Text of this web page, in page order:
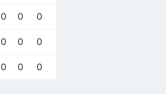
0 0 0
0 0 0
0 0 0